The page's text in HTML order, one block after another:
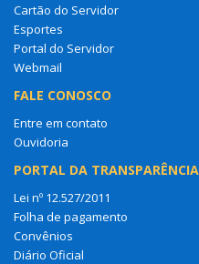
Cartão do Servidor
Esportes
Portal do Servidor
Webmail
FALE CONOSCO
Entre em contato
Ouvidoria
PORTAL DA TRANSPARÊNCIA
Lei nº 12.527/2011
Folha de pagamento
Convênios
Diário Oficial